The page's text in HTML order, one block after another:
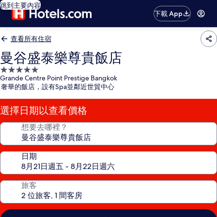
跳到主要內容
下載 App
查看所有住宿
曼谷盛泰樂尊貴飯店
5.0
星
級
住
宿
Grande Centre Point Prestige Bangkok
奢華的飯店，設有Spa並鄰近世貿中心
選擇日期以查看價格
想要去哪裡？
日期
旅客